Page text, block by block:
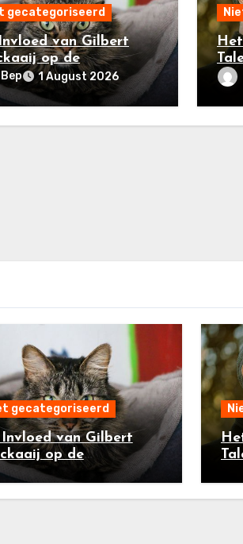
gecategoriseerd
van Gilbert
op de
Een Overzicht
Bep 1 August 2026
gecategoriseerd
Invloed van Gilbert
op de
Een Overzicht